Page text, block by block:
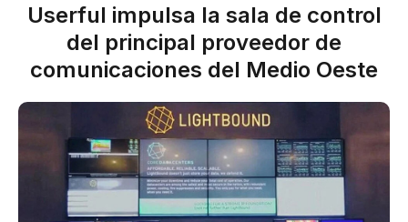
Userful impulsa la sala de control
del principal proveedor de
comunicaciones del Medio Oeste